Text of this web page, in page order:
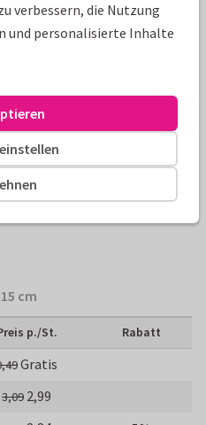
Vorlage) können frei nach
angepasst werden.
Danksagungen
cm
p./St. Rabatt
Gratis
3,09 2,99
verbessern, die Nutzung
und personalisierte Inhalte